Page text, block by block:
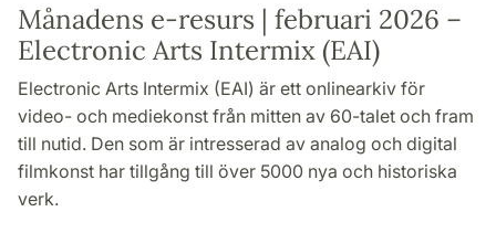
Månadens e-resurs | februari 2026 –
Electronic Arts Intermix (EAI)
Electronic Arts Intermix (EAI) är ett onlinearkiv för
video- och mediekonst från mitten av 60-talet och fram
till nutid. Den som är intresserad av analog och digital
filmkonst har tillgång till över 5000 nya och historiska
verk.